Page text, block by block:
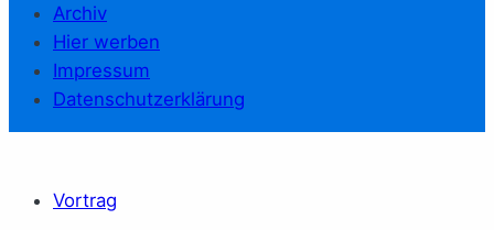
Archiv
Hier werben
Impressum
Datenschutzerklärung
Vortrag